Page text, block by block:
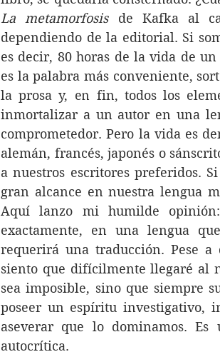
La metamorfosis de Kafka al
dependiendo de la editorial. Si
es decir, 80 horas de la vida de
es la palabra más conveniente,
la prosa y, en fin, todos los
inmortalizar a un autor en una
comprometedor. Pero la vida es
alemán, francés, japonés o
a nuestros escritores preferidos.
gran alcance en nuestra lengua
Aquí lanzo mi humilde
exactamente, en una lengua
requerirá una traducción. Pese
siento que difícilmente llegaré al
sea imposible, sino que siempre
poseer un espíritu investigativo,
aseverar que lo dominamos. Es
autocrítica.